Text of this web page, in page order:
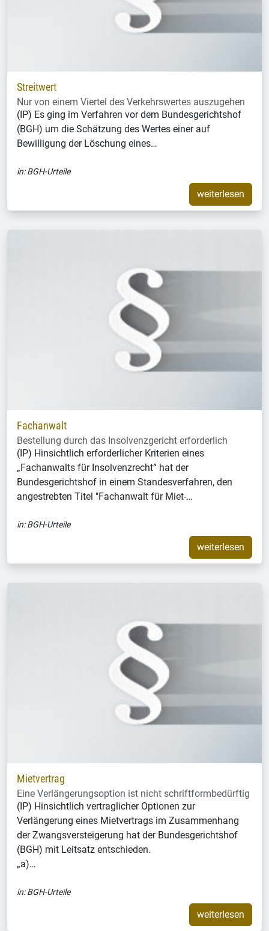
Streitwert
Nur von einem Viertel des Verkehrswertes auszugehen
(IP) Es ging im Verfahren vor dem Bundesgerichtshof
(BGH) um die Schätzung des Wertes einer auf
Bewilligung der Löschung eines…
in:BGH-Urteile
weiterlesen
Fachanwalt
Bestellung durch das Insolvenzgericht erforderlich
(IP) Hinsichtlich erforderlicher Kriterien eines
„Fachanwalts für Insolvenzrecht“ hat der
Bundesgerichtshof in einem Standesverfahren, den
angestrebten Titel "Fachanwalt für Miet-…
in:BGH-Urteile
weiterlesen
Mietvertrag
Eine Verlängerungsoption ist nicht schriftformbedürftig
(IP) Hinsichtlich vertraglicher Optionen zur
Verlängerung eines Mietvertrags im Zusammenhang
der Zwangsversteigerung hat der Bundesgerichtshof
(BGH) mit Leitsatz entschieden.
„a)…
in:BGH-Urteile
weiterlesen